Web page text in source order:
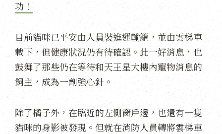
功！
目前貓咪已平安由人員裝進運輸籠，並由雲梯車
載下，但健康狀況仍有待確認。此一好消息，也
鼓舞了那些仍在等待和天王星大樓內寵物消息的
飼主，成為一劑強心針。
除了橘子外，在臨近的左側窗戶邊，也還有一隻
貓咪的身影被發現。但就在消防人員轉將雲梯車